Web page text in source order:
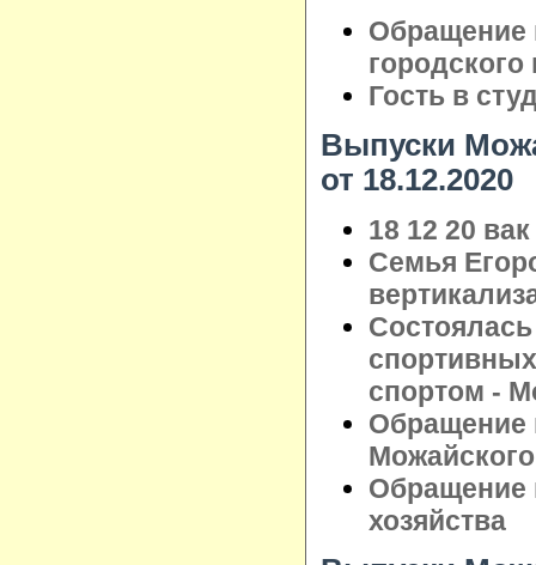
Обращение
городского
Гость в
Выпуски
от 18.12.2020
18 12 20 вак
Семья
спортом -
Обращение
Обращение
хозяйства